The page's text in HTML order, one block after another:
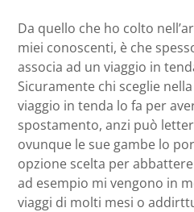
Da quello che ho colto
miei conoscenti, è che
associa ad un viaggio in
Sicuramente chi sceglie
viaggio in tenda lo fa per
spostamento, anzi può
ovunque le sue gambe lo
opzione scelta per
ad esempio mi vengono in
viaggi di molti mesi o